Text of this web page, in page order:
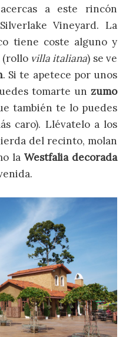
a este rincón
Vineyard. La
tiene coste alguno y
(rollo villa italiana) se ve
. Si te apetece por unos
tomarte un zumo
también te lo puedes
caro). Llévatelo a los
del recinto, molan
la Westfalia decorada